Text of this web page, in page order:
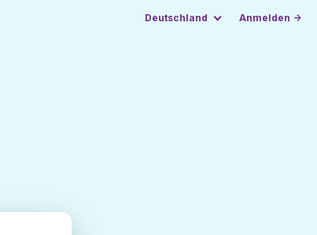
Deutschland Anmelden →